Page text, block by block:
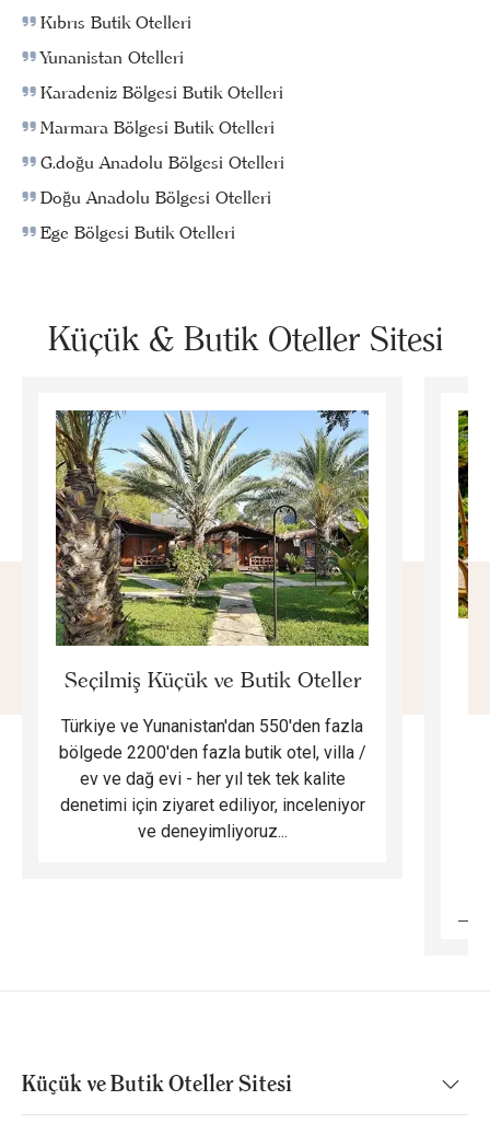
Kıbrıs Butik Otelleri
Yunanistan Otelleri
Karadeniz Bölgesi Butik Otelleri
Marmara Bölgesi Butik Otelleri
G.doğu Anadolu Bölgesi Otelleri
Doğu Anadolu Bölgesi Otelleri
Ege Bölgesi Butik Otelleri
Küçük & Butik Oteller Sitesi
Seçilmiş Küçük ve Butik Oteller
Türkiye ve Yunanistan'dan 550'den fazla
bölgede 2200'den fazla butik otel, villa /
ev ve dağ evi - her yıl tek tek kalite
denetimi için ziyaret ediliyor, inceleniyor
ve deneyimliyoruz...
Küçük ve Butik Oteller Sitesi